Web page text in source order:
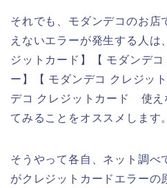
それでも、モダンデコのお店
えないエラーが発生する人は
ジットカード】【 モダンデ
ー】【 モダンデコ クレジッ
デコ クレジットカード 使え
てみることをオススメします。
そうやって各自、ネット調べ
がクレジットカードエラーの